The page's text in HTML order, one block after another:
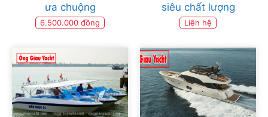
ưa chuộng
6.500.000 đồng
siêu chất lượng
Liên hệ